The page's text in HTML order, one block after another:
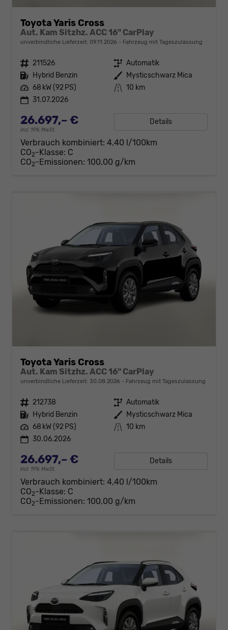
Toyota Yaris Cross
Aut. Kam Sitzhz. ACC 16" CarPlay
unverbindliche Lieferzeit: 09.11.2026 Fahrzeug mit Tageszulassung
Fahrzeugnr. 211526 Getriebe Automatik
Kraftstoff Hybrid Benzin Außenfarbe Mysticschwarz Mica
Leistung 68 kW (92 PS) Kilometerstand 10 km
31.07.2026
26.697,– €
incl. 19% MwSt.
Details
Verbrauch kombiniert: 4,40 l/100km
CO2-Klasse: C
CO2-Emissionen: 100,00 g/km
Toyota Yaris Cross
Aut. Kam Sitzhz. ACC 16" CarPlay
unverbindliche Lieferzeit: 30.08.2026 Fahrzeug mit Tageszulassung
Fahrzeugnr. 212738 Getriebe Automatik
Kraftstoff Hybrid Benzin Außenfarbe Mysticschwarz Mica
Leistung 68 kW (92 PS) Kilometerstand 10 km
30.06.2026
26.697,– €
incl. 19% MwSt.
Details
Verbrauch kombiniert: 4,40 l/100km
CO2-Klasse: C
CO2-Emissionen: 100,00 g/km